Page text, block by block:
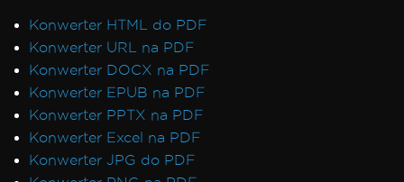
Konwerter HTML do PDF
Konwerter URL na PDF
Konwerter DOCX na PDF
Konwerter EPUB na PDF
Konwerter PPTX na PDF
Konwerter Excel na PDF
Konwerter JPG do PDF